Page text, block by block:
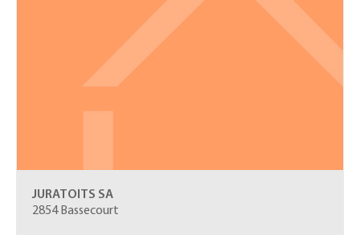
JURATOITS SA
2854 Bassecourt